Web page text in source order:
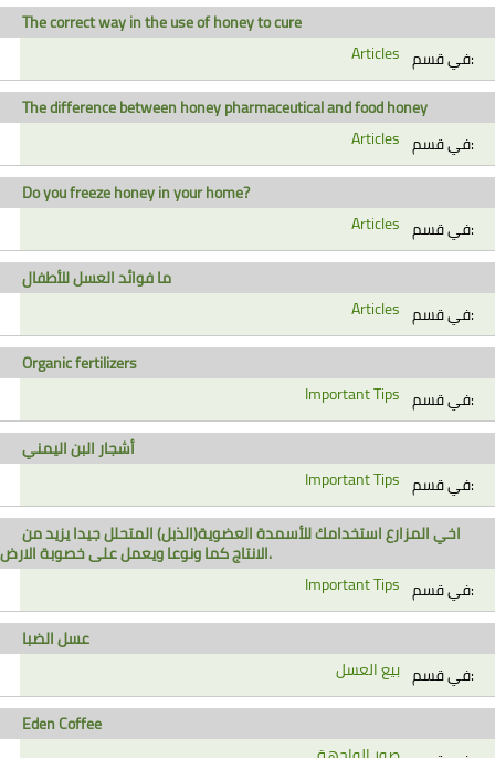
The correct way in the use of honey to cure
في قسم:
Articles
The difference between honey pharmaceutical and food honey
في قسم:
Articles
Do you freeze honey in your home?
في قسم:
Articles
ما فوائد العسل للأطفال
في قسم:
Articles
Organic fertilizers
في قسم:
Important Tips
أشجار البن اليمني
في قسم:
Important Tips
اخي المزارع استخدامك للأسمدة العضوية(الذبل) المتحلل جيدا يزيد من
الانتاج كما ونوعا ويعمل على خصوبة الارض.
في قسم:
Important Tips
عسل الضبا
في قسم:
بيع العسل
Eden Coffee